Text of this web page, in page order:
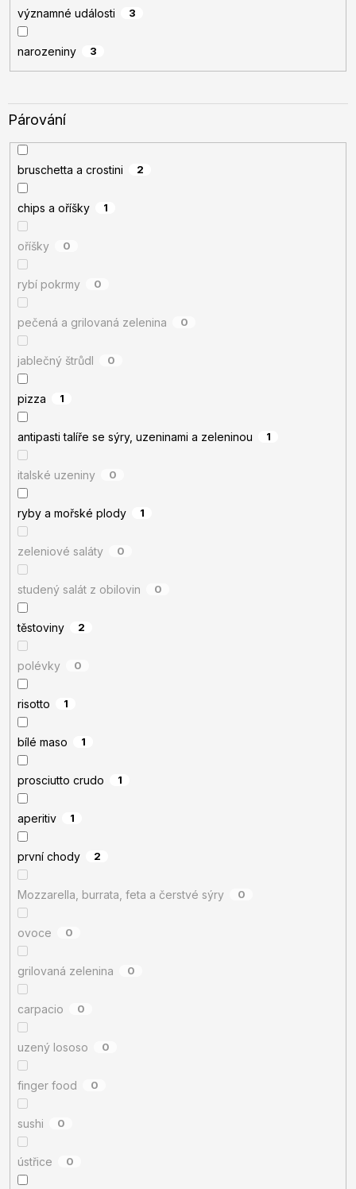
významné události 3
narozeniny 3
Párování
bruschetta a crostini 2
chips a oříšky 1
oříšky 0
rybí pokrmy 0
pečená a grilovaná zelenina 0
jablečný štrůdl 0
pizza 1
antipasti talíře se sýry, uzeninami a zeleninou 1
italské uzeniny 0
ryby a mořské plody 1
zeleniové saláty 0
studený salát z obilovin 0
těstoviny 2
polévky 0
risotto 1
bílé maso 1
prosciutto crudo 1
aperitiv 1
první chody 2
Mozzarella, burrata, feta a čerstvé sýry 0
ovoce 0
grilovaná zelenina 0
carpacio 0
uzený lososo 0
finger food 0
sushi 0
ústřice 0